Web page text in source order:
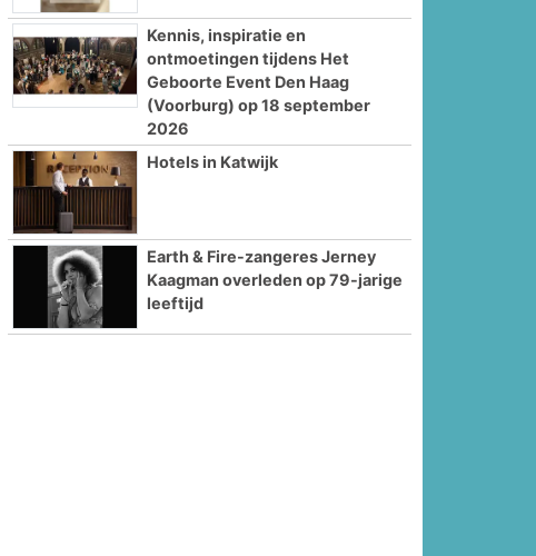
Kennis, inspiratie en
ontmoetingen tijdens Het
Geboorte Event Den Haag
(Voorburg) op 18 september
2026
Hotels in Katwijk
Earth & Fire-zangeres Jerney
Kaagman overleden op 79-jarige
leeftijd